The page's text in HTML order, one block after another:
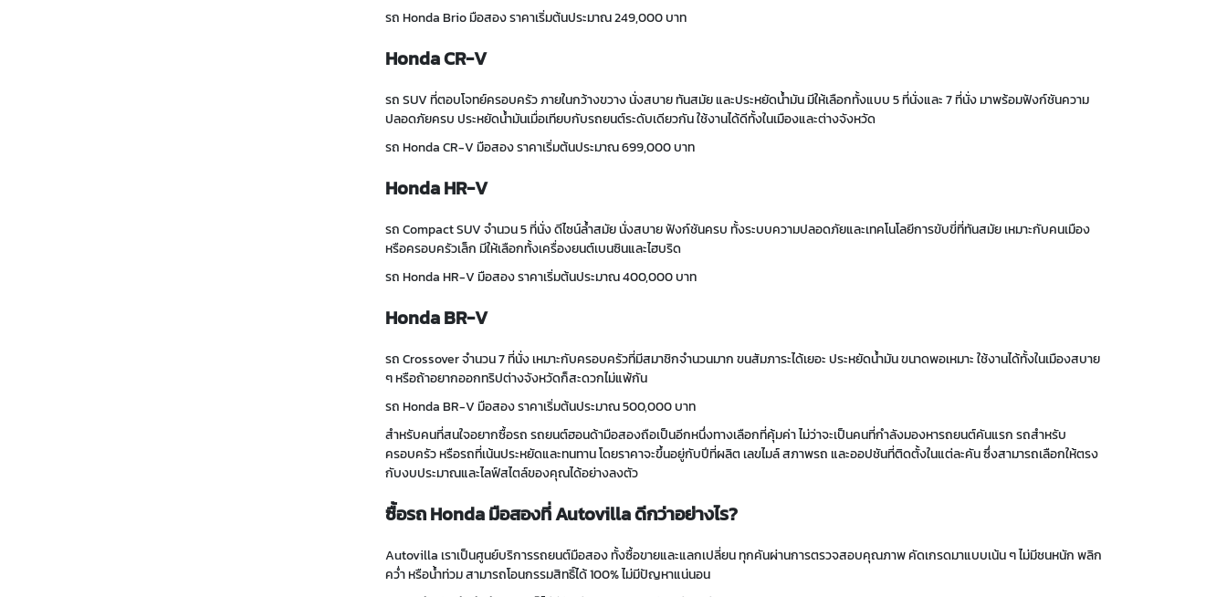
รถ Honda Brio มือสอง ราคาเริ่มต้นประมาณ 249,000 บาท
Honda CR-V
รถ SUVที่ตอบโจทย์ครอบครัวภายในกว้างขวาง นั่งสบาย ทันสมัย และประหยัดน้ำมัน มีให้เลือกทั้งแบบ 5 ที่นั่งและ 7 ที่นั่งมาพร้อมฟังก์ชันความ
ปลอดภัยครบ ประหยัดน้ำมันเมื่อเทียบกับรถยนต์ระดับเดียวกัน ใช้งานได้ดีทั้งในเมืองและต่างจังหวัด
รถ HondaCR-Vมือสองราคาเริ่มต้นประมาณ699,000 บาท
Honda HR-V
รถ Compact SUV จำนวน 5 ที่นั่งดีไซน์ล้ำสมัย นั่งสบาย ฟังก์ชันครบ ทั้งระบบความปลอดภัยและเทคโนโลยีการขับขี่ที่ทันสมัย เหมาะกับคนเมือง
หรือครอบครัวเล็ก มีให้เลือกทั้งเครื่องยนต์เบนซินและไฮบริด
รถ Honda HR-Vมือสอง ราคาเริ่มต้นประมาณ 400,000 บาท
Honda BR-V
รถCrossover จำนวน 7 ที่นั่ง เหมาะกับครอบครัวที่มีสมาชิกจำนวนมาก ขนสัมภาระได้เยอะ ประหยัดน้ำมัน ขนาดพอเหมาะใช้งานได้ทั้งในเมืองสบาย
ๆ หรือถ้าอยากออกทริปต่างจังหวัดก็สะดวกไม่แพ้กัน
รถ Honda BR-V มือสอง ราคาเริ่มต้นประมาณ500,000 บาท
สำหรับคนที่สนใจอยากซื้อรถ รถยนต์ฮอนด้ามือสองถือเป็นอีกหนึ่งทางเลือกที่คุ้มค่า ไม่ว่าจะเป็นคนที่กำลังมองหารถยนต์คันแรก รถสำหรับ
ครอบครัว หรือรถที่เน้นประหยัดและทนทาน โดยราคาจะขึ้นอยู่กับปีที่ผลิต เลขไมล์ สภาพรถ และออปชันที่ติดตั้งในแต่ละคัน ซึ่งสามารถเลือกให้ตรง
กับงบประมาณและไลฟ์สไตล์ของคุณได้อย่างลงตัว
ซื้อรถ Honda มือสองที่ Autovilla ดีกว่าอย่างไร?
Autovilla เราเป็นศูนย์บริการรถยนต์มือสอง ทั้งซื้อขายและแลกเปลี่ยน ทุกคันผ่านการตรวจสอบคุณภาพ คัดเกรดมาแบบเน้น ๆ ไม่มีชนหนัก พลิก
คว่ำ หรือน้ำท่วม สามารถโอนกรรมสิทธิ์ได้ 100% ไม่มีปัญหาแน่นอน